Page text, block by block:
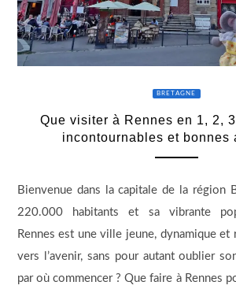
BRETAGNE
Que visiter à Rennes en 1, 2,
incontournables et bonnes
Bienvenue dans la capitale de la région
220.000 habitants et sa vibrante
Rennes est une ville jeune, dynamique et
vers l’avenir, sans pour autant oublier
par où commencer ? Que faire à Rennes